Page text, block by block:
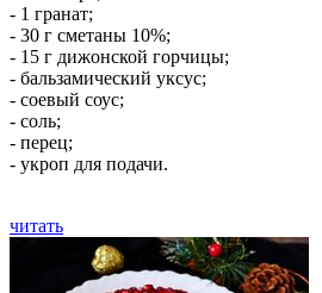
- 1 гранат;
- 30 г сметаны 10%;
- 15 г дижонской горчицы;
- бальзамический уксус;
- соевый соус;
- соль;
- перец;
- укроп для подачи.
читать